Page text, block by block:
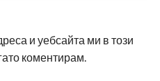
и уебсайта ми в този
коментирам.